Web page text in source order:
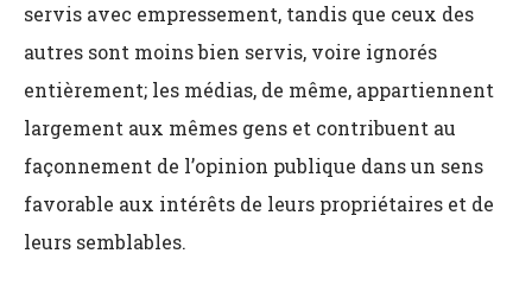
servis avec empressement, tandis que ceux des
autres sont moins bien servis, voire ignorés
entièrement; les médias, de même, appartiennent
largement aux mêmes gens et contribuent au
façonnement de l’opinion publique dans un sens
favorable aux intérêts de leurs propriétaires et de
leurs semblables.